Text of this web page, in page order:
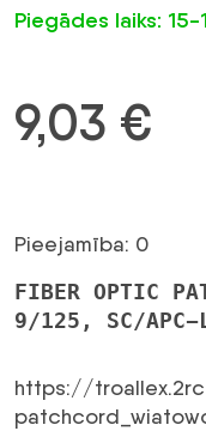
Piegādes laiks: 15-
9,03 €
Pieejamība: 0
FIBER OPTIC
9/125, SC/APC-
https://troallex.2rc